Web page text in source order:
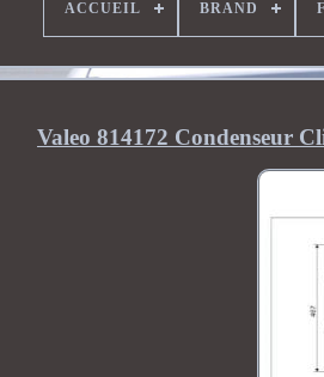
ACCUEIL BRAND
Valeo 814172 Condenseur